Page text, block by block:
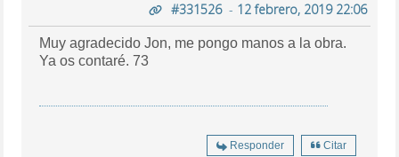
#331526- 12 febrero, 2019 22:06
Muy agradecido Jon, me pongo manos a la obra.
Ya os contaré. 73
Responder Citar